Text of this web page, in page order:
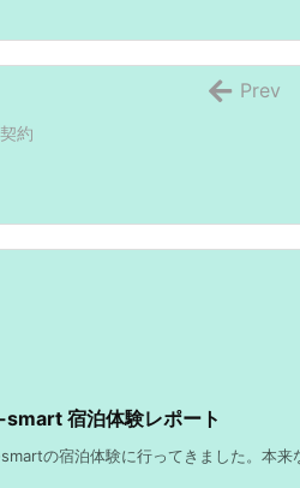
約
Prev
smart 宿泊体験レポート
の宿泊体験に行ってきました。本来